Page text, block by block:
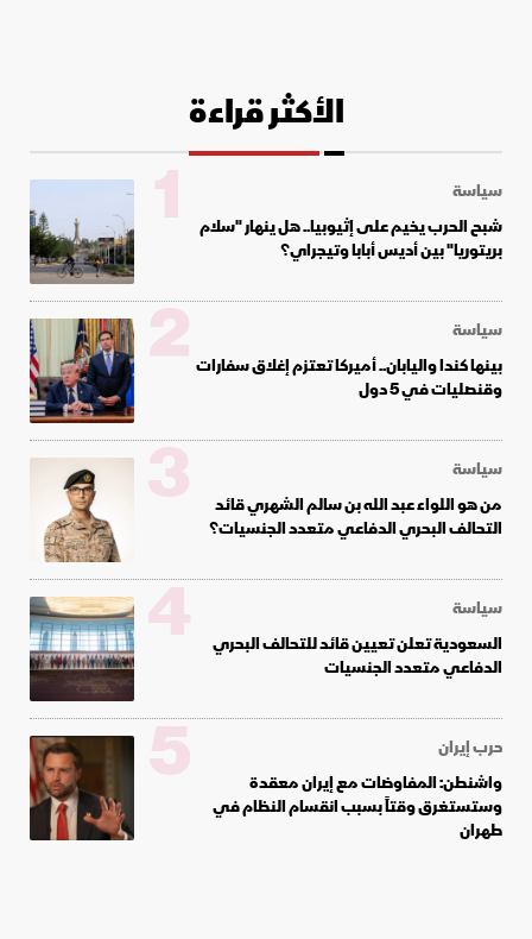
الأكثر قراءة
سياسة
شبح الحرب يخيم على إثيوبيا.. هل ينهار "سلام
بريتوريا" بين أديس أبابا وتيجراي؟
1
سياسة
بينها كندا واليابان.. أميركا تعتزم إغلاق سفارات
وقنصليات في 5 دول
2
سياسة
من هو اللواء عبد الله بن سالم الشهري قائد
التحالف البحري الدفاعي متعدد الجنسيات؟
3
سياسة
السعودية تعلن تعيين قائد للتحالف البحري
الدفاعي متعدد الجنسيات
4
حرب إيران
واشنطن: المفاوضات مع إيران معقدة
وستستغرق وقتاً بسبب انقسام النظام في
طهران
5